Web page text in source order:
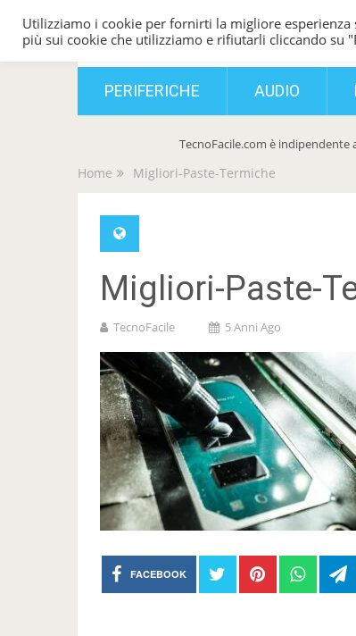
TecnoFacile
PERIFERICHE AUDIO
TecnoFacile.com è
Home Migliori-Paste-Termiche
Migliori-Paste-
TecnoFacile 5 Anni Ago
FACEBOOK
Utilizziamo i cookie per fornirti la migliore
più sui cookie che utilizziamo e rifiutarli cliccando su